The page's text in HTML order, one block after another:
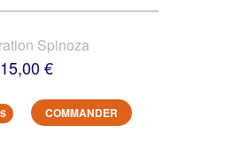
Spinoza
15,00 €
COMMANDER